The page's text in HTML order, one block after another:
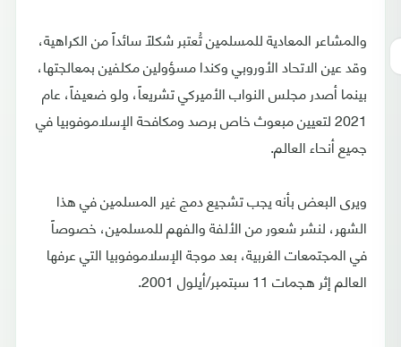
والمشاعر المعادية للمسلمين تُعتبر شكلاً سائداً من الكراهية،
وقد عين الاتحاد الأوروبي وكندا مسؤولين مكلفين بمعالجتها،
بينما أصدر مجلس النواب الأميركي تشريعاً، ولو ضعيفاً، عام
2021 لتعيين مبعوث خاص برصد ومكافحة الإسلاموفوبيا في
جميع أنحاء العالم.
ويرى البعض بأنه يجب تشجيع دمج غير المسلمين في هذا
الشهر، لنشر شعور من الألفة والفهم للمسلمين، خصوصاً
في المجتمعات الغربية، بعد موجة الإسلاموفوبيا التي عرفها
العالم إثر هجمات 11 سبتمبر/أيلول 2001.